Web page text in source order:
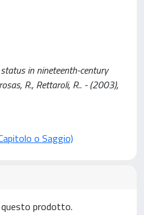
in nineteenth-century
R., Rettaroli, R.. - (2003),
o Saggio)
prodotto.